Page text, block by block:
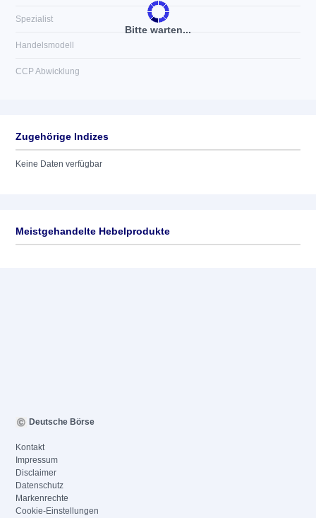
Bitte warten...
Spezialist
Handelsmodell
CCP Abwicklung
Zugehörige Indizes
Keine Daten verfügbar
Meistgehandelte Hebelprodukte
Deutsche Börse
Kontakt
Impressum
Disclaimer
Datenschutz
Markenrechte
Cookie-Einstellungen